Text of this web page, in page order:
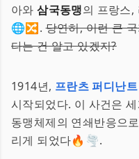
아와삼국동맹의 프랑스,
🌐🔀.당연히, 이런 큰
다는 건 알고 있겠지?
1914년, 프란츠 퍼디난트
시작되었다. 이 사건은
동맹체제의 연쇄반응으
리게 되었다🔥🌪️.